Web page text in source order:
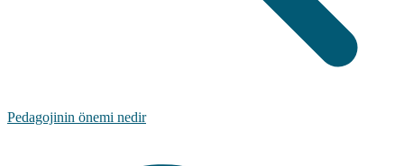
Pedagojinin önemi nedir